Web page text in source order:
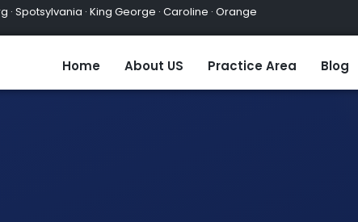
Spotsylvania · King George · Caroline · Orange
Home About US Practice Area Blog